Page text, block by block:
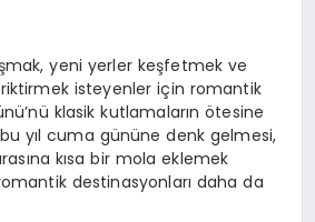
yeni yerler keşfetmek ve
isteyenler için romantik
klasik kutlamaların ötesine
bu yıl cuma gününe denk gelmesi,
kısa bir mola eklemek
destinasyonları daha da